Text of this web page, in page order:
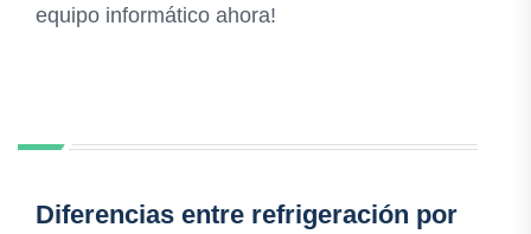
equipo informático ahora!
Diferencias entre refrigeración por